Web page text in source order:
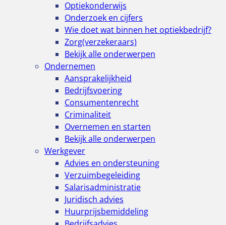
Optiekonderwijs
Onderzoek en cijfers
Wie doet wat binnen het optiekbedrijf?
Zorg(verzekeraars)
Bekijk alle onderwerpen
Ondernemen
Aansprakelijkheid
Bedrijfsvoering
Consumentenrecht
Criminaliteit
Overnemen en starten
Bekijk alle onderwerpen
Werkgever
Advies en ondersteuning
Verzuimbegeleiding
Salarisadministratie
Juridisch advies
Huurprijsbemiddeling